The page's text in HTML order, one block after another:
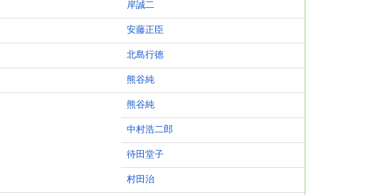
岸誠二
安藤正臣
北島行徳
熊谷純
熊谷純
中村浩二郎
待田堂子
村田治